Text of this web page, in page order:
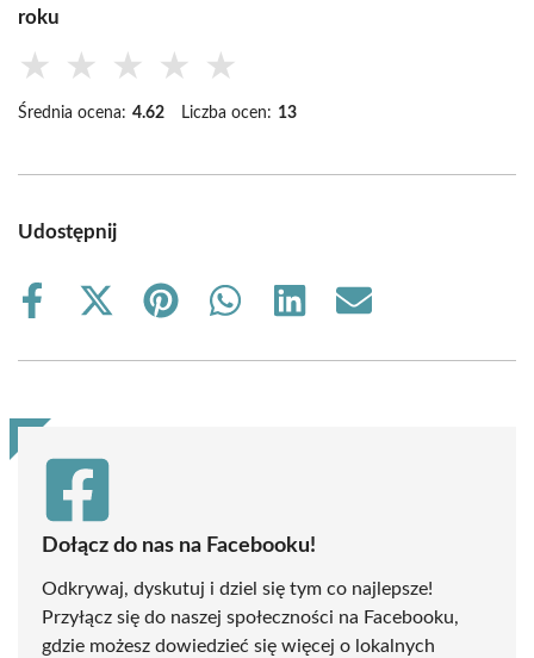
roku
★ ★ ★ ★ ★
Średnia ocena: 4.62 Liczba ocen: 13
Udostępnij
Share
Share
(Twitter)
Share
Share
Share
Share
Dołącz do nas na Facebooku!
Odkrywaj, dyskutuj i dziel się tym co najlepsze!
Przyłącz się do naszej społeczności na Facebooku,
gdzie możesz dowiedzieć się więcej o lokalnych